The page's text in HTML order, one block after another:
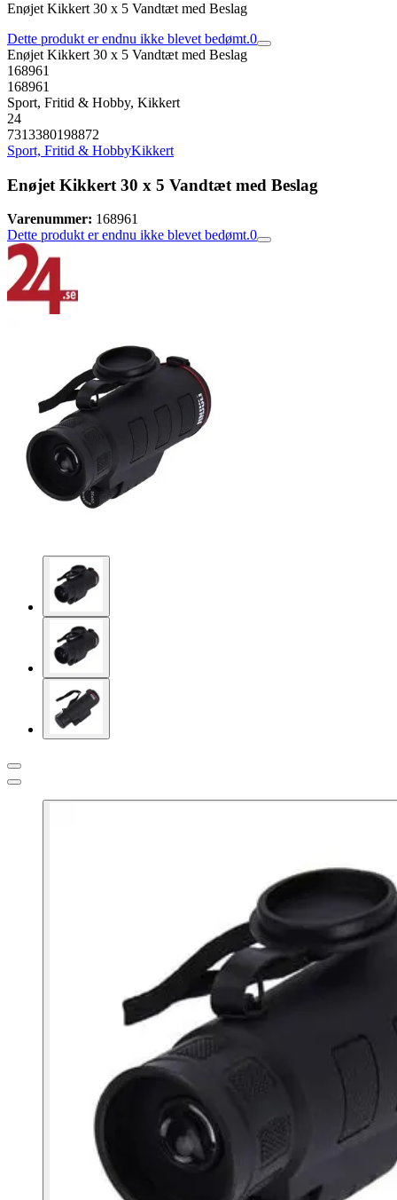
Enøjet Kikkert 30 x 5 Vandtæt med Beslag
Dette produkt er endnu ikke blevet bedømt.0
Enøjet Kikkert 30 x 5 Vandtæt med Beslag
168961
168961
Sport, Fritid & Hobby, Kikkert
24
7313380198872
Sport, Fritid & HobbyKikkert
Enøjet Kikkert 30 x 5 Vandtæt med Beslag
Varenummer: 168961
Dette produkt er endnu ikke blevet bedømt.0